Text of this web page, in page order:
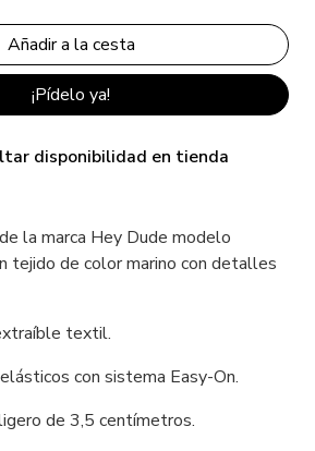
¡Pídelo ya!
disponibilidad en tienda
la marca Hey Dude modelo
tejido de color marino con detalles
textil.
con sistema Easy-On.
de 3,5 centímetros.